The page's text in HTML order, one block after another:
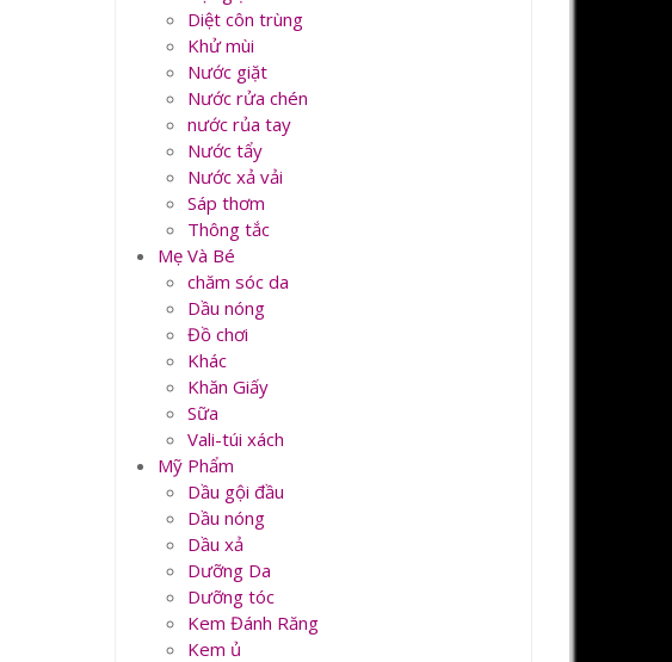
Diệt côn trùng
Khử mùi
Nước giặt
Nước rửa chén
nước rủa tay
Nước tẩy
Nước xả vải
Sáp thơm
Thông tắc
Mẹ Và Bé
chăm sóc da
Dầu nóng
Đồ chơi
Khác
Khăn Giấy
Sữa
Vali-túi xách
Mỹ Phẩm
Dầu gội đầu
Dầu nóng
Dầu xả
Dưỡng Da
Dưỡng tóc
Kem Đánh Răng
Kem ủ